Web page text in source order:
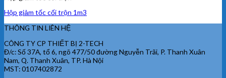
Hộp giảm tốc cối trộn 1m3
THÔNG TIN LIÊN HỆ
CÔNG TY CP THIẾT BỊ 2-TECH
Đ/c: Số 37A, tổ 6, ngõ 477/50 đường Nguyễn Trãi, P. Thanh Xuân
Nam, Q. Thanh Xuân, TP. Hà Nội
MST: 0107402872